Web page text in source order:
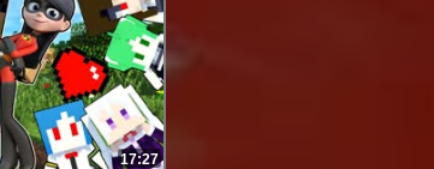
17:27